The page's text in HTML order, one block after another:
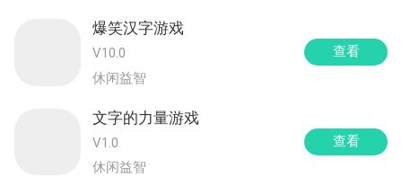
爆笑汉字游戏
V10.0
休闲益智
查看
文字的力量游戏
V1.0
休闲益智
查看